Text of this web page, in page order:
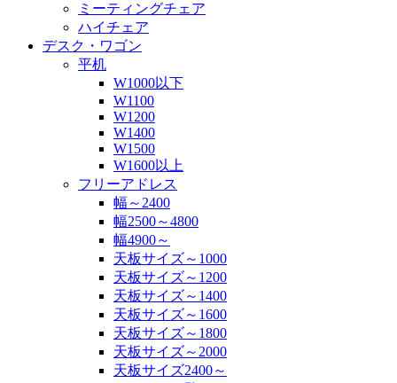
ミーティングチェア
ハイチェア
デスク・ワゴン
平机
W1000以下
W1100
W1200
W1400
W1500
W1600以上
フリーアドレス
幅～2400
幅2500～4800
幅4900～
天板サイズ～1000
天板サイズ～1200
天板サイズ～1400
天板サイズ～1600
天板サイズ～1800
天板サイズ～2000
天板サイズ2400～